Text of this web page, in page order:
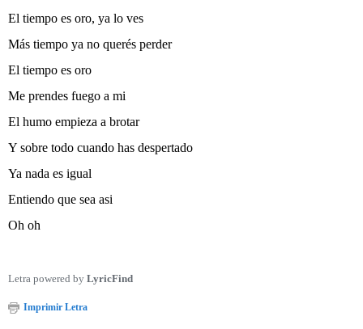
El tiempo es oro, ya lo ves
Más tiempo ya no querés perder
El tiempo es oro
Me prendes fuego a mi­
El humo empieza a brotar
Y sobre todo cuando has despertado
Ya nada es igual
Entiendo que sea asi­
Oh oh
Letra powered by LyricFind
Imprimir Letra